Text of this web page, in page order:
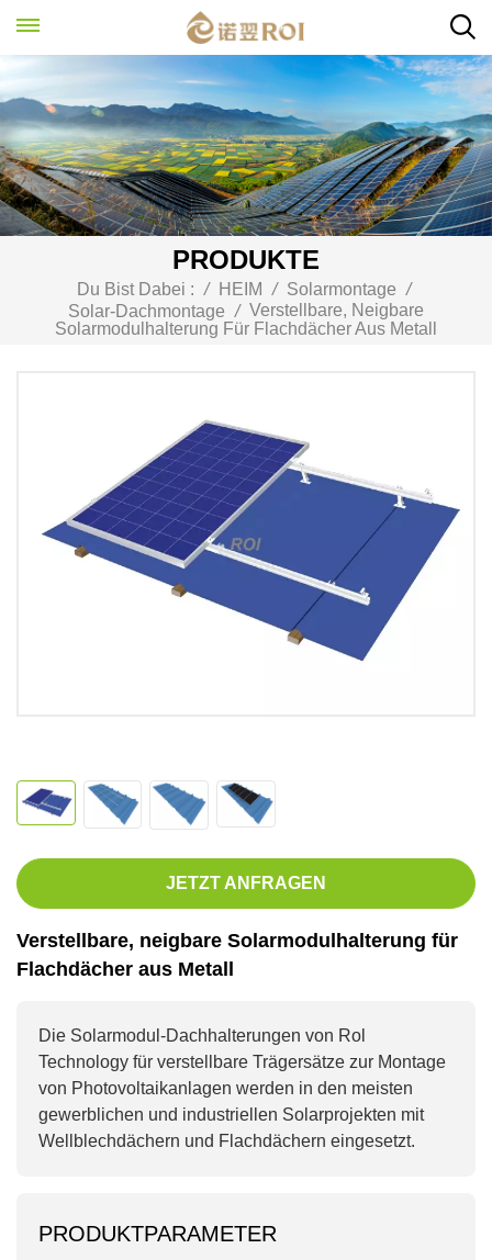
PRODUKTE
Du Bist Dabei : / HEIM / Solarmontage /
Solar-Dachmontage / Verstellbare, Neigbare
Solarmodulhalterung Für Flachdächer Aus Metall
JETZT ANFRAGEN
Verstellbare, neigbare Solarmodulhalterung für
Flachdächer aus Metall
Die Solarmodul-Dachhalterungen von Rol
Technology für verstellbare Trägersätze zur Montage
von Photovoltaikanlagen werden in den meisten
gewerblichen und industriellen Solarprojekten mit
Wellblechdächern und Flachdächern eingesetzt.
PRODUKTPARAMETER